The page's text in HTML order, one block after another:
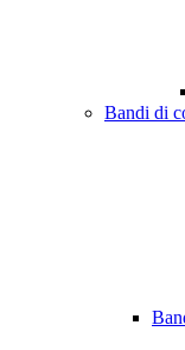
Bandi di